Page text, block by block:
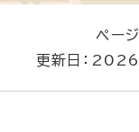
ペー
更新日：